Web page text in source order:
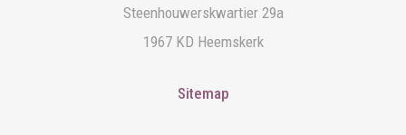
Steenhouwerskwartier 29a
1967 KD Heemskerk
Sitemap